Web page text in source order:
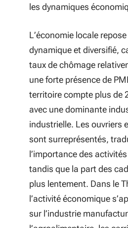
les dynamiques
L’économie locale
dynamique et diversifié,
taux de chômage
une forte présence de
territoire compte plus de
avec une dominante
industrielle. Les ouvriers
sont surreprésentés,
l’importance des
tandis que la part des
plus lentement. Dans le
l’activité économique
sur l’industrie